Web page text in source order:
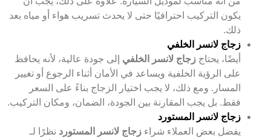
يكون التركيب احترافيًا حتى لا يحدث تسريب هواء أو مياه بعد
ذلك.
زجاج لانسر الخلفي
أيضًا، يحتاج زجاج لانسر الخلفي إلى جودة عالية، لأنه يحافظ
على الرؤية الخلفية ويساعد في الأمان أثناء الرجوع أو تغيير
المسار. ومع ذلك، لا يجب اختيار الزجاج بناءً على السعر
فقط. بل يجب المقارنة بين الجودة، الضمان، ومكان التركيب.
زجاج لانسر المستورد
يفضل بعض العملاء شراء زجاج لانسر المستورد نظرًا لـ